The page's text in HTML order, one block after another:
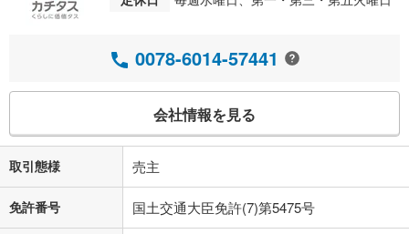
0078-6014-57441
会社情報を見る
取引態様 売主
免許番号 国土交通大臣免許(7)第5475号